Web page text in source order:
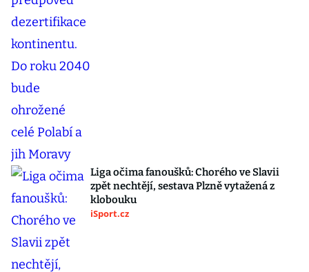
Liga očima fanoušků: Chorého ve Slavii
zpět nechtějí, sestava Plzně vytažená z
klobouku
iSport.cz